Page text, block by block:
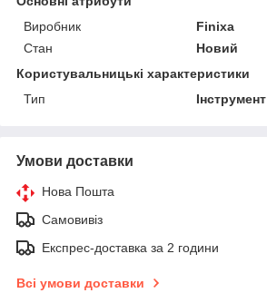
Виробник
Finixa
Стан
Новий
Користувальницькі характеристики
Тип
Інструмент
Умови доставки
Нова Пошта
Самовивіз
Експрес-доставка за 2 години
Всі умови доставки